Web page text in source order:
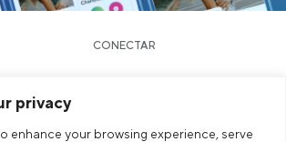
privacy
enhance your browsing experience, serve
CONECTAR